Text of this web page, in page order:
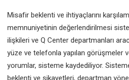
Misafir beklenti ve ihtiyaçlarını
memnuniyetinin değerlendirilmesi
ilişkileri ve Q Center departmanları
yüze ve telefonla yapılan görüşmeler
yorumlar, sisteme kaydediliyor.
beklenti ve şikayetleri, departman